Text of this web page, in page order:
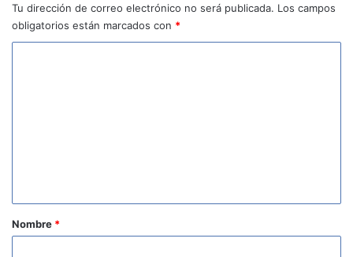
Tu dirección de correo electrónico no será publicada. Los campos
obligatorios están marcados con *
rNombre *